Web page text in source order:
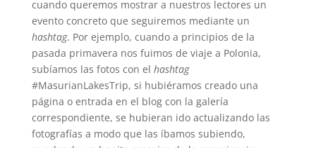
cuando queremos mostrar a nuestros lectores un
evento concreto que seguiremos mediante un
hashtag. Por ejemplo, cuando a principios de la
pasada primavera nos fuimos de viaje a Polonia,
subíamos las fotos con el hashtag
#MasurianLakesTrip, si hubiéramos creado una
página o entrada en el blog con la galería
correspondiente, se hubieran ido actualizando las
fotografías a modo que las íbamos subiendo,